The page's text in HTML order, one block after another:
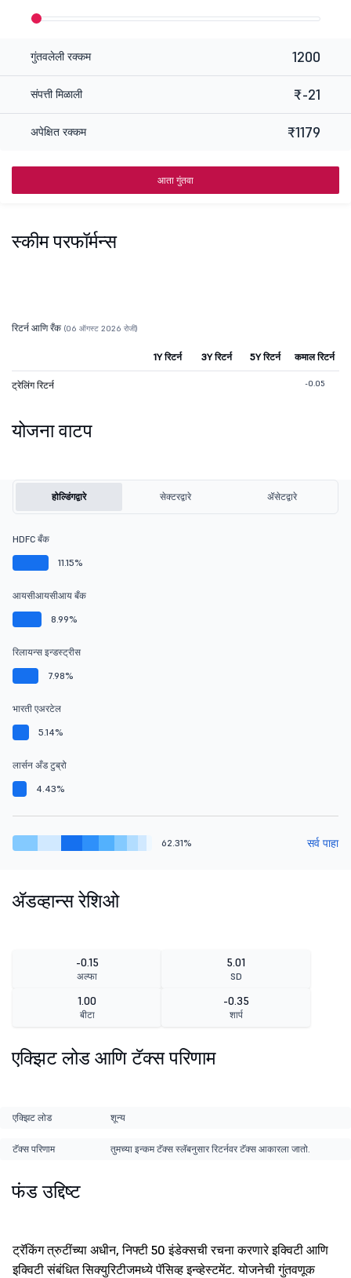
गुंतवलेली रक्कम 1200
संपत्ती मिळाली ₹-21
अपेक्षित रक्कम ₹1179
आता गुंतवा
स्कीम परफॉर्मन्स
रिटर्न आणि रँक (06 ऑगस्ट 2026 रोजी)
1Y रिटर्न 3Y रिटर्न 5Y रिटर्न कमाल रिटर्न
ट्रेलिंग रिटर्न -0.05
योजना वाटप
होल्डिंगद्वारे सेक्टरद्वारे ॲसेटद्वारे
HDFC बँक
11.15%
आयसीआयसीआय बँक
8.99%
रिलायन्स इन्डस्ट्रीस
7.98%
भारती एअरटेल
5.14%
लार्सन अँड टुब्रो
4.43%
62.31% सर्व पाहा
ॲडव्हान्स रेशिओ
-0.15
अल्फा
5.01
SD
1.00
बीटा
-0.35
शार्प
एक्झिट लोड आणि टॅक्स परिणाम
एक्झिट लोड शून्य
टॅक्स परिणाम तुमच्या इन्कम टॅक्स स्लॅबनुसार रिटर्नवर टॅक्स आकारला जातो.
फंड उद्दिष्ट
ट्रॅकिंग त्रुटींच्या अधीन, निफ्टी 50 इंडेक्सची रचना करणारे इक्विटी आणि
इक्विटी संबंधित सिक्युरिटीजमध्ये पॅसिव्ह इन्व्हेस्टमेंट. योजनेची गुंतवणूक